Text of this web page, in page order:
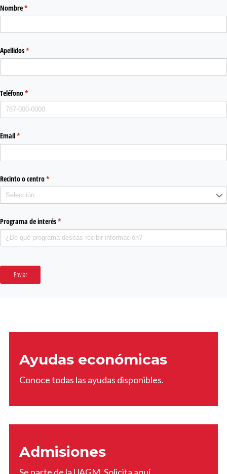
Nombre*
(required)
Apellidos*
(required)
Teléfono*
(required)
Email*
(required)
Recinto o centro*
(required)
Programa de interés*
(required)
Enviar
Ayudas económicas
Conoce todas las ayudas disponibles.
Admisiones
Se parte de la UAGM. Solicita aquí.